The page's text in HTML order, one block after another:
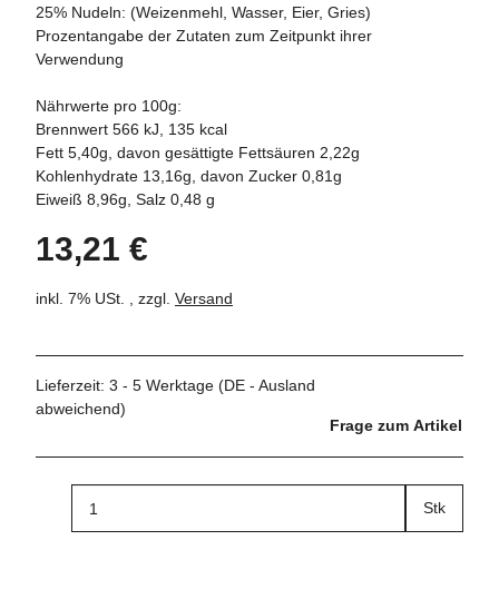
25% Nudeln: (Weizenmehl, Wasser, Eier, Gries)
Prozentangabe der Zutaten zum Zeitpunkt ihrer
Verwendung
Nährwerte pro 100g:
Brennwert 566 kJ, 135 kcal
Fett 5,40g, davon gesättigte Fettsäuren 2,22g
Kohlenhydrate 13,16g, davon Zucker 0,81g
Eiweiß 8,96g, Salz 0,48 g
13,21 €
inkl. 7% USt. , zzgl. Versand
Lieferzeit: 3 - 5 Werktage (DE - Ausland
abweichend)
Frage zum Artikel
Stk